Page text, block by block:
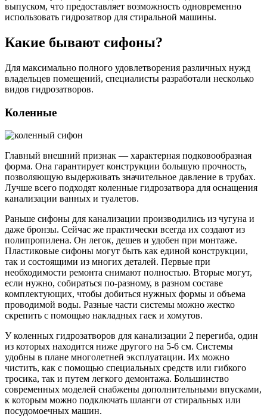
выпуском, что предоставляет возможность одновременно
использовать гидрозатвор для стиральной машины.
Какие бывают сифоны?
Для максимально полного удовлетворения различных нужд
владельцев помещений, специалисты разработали несколько
видов гидрозатворов.
Коленные
Главный внешний признак — характерная подковообразная
форма. Она гарантирует конструкции большую прочность,
позволяющую выдерживать значительное давление в трубах.
Лучше всего подходят коленные гидрозатвора для оснащения
канализации ванных и туалетов.
Раньше сифоны для канализации производились из чугуна и
даже бронзы. Сейчас же практически всегда их создают из
полипропилена. Он легок, дешев и удобен при монтаже.
Пластиковые сифоны могут быть как единой конструкции,
так и состоящими из многих деталей. Первые при
необходимости ремонта снимают полностью. Вторые могут,
если нужно, собираться по-разному, в разном составе
комплектующих, чтобы добиться нужных формы и объема
проводимой воды. Разные части системы можно жестко
скрепить с помощью накладных гаек и хомутов.
У коленных гидрозатворов для канализации 2 перегиба, один
из которых находится ниже другого на 5-6 см. Системы
удобны в плане многолетней эксплуатации. Их можно
чистить, как с помощью специальных средств или гибкого
тросика, так и путем легкого демонтажа. Большинство
современных моделей снабжены дополнительными впусками,
к которым можно подключать шланги от стиральных или
посудомоечных машин.